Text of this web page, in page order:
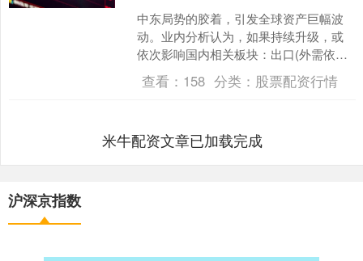
中东局势的胶着，引发全球资产巨幅波
动。业内分析认为，如果持续升级，或
依次影响国内相关板块：出口(外需依
赖)、周期(能源供给扰动)以及科技(流动
性收缩和风险偏好回....
查看： 158 分类： 股票配资行情
米牛配资文章已加载完成
沪深京指数